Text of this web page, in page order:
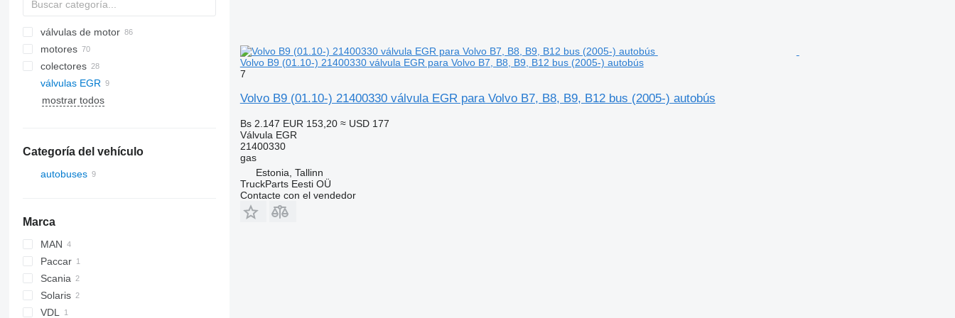
válvulas de motor
motores
colectores
válvulas EGR
mostrar todos
Categoría del vehículo
autobuses
Marca
MAN
Paccar
Scania
Solaris
Alpino
VDL
Volvo B9 (01.10-) 21400330 válvula EGR para Volvo B7, B8, B9, B12 bus (2005-) autobús
7
Volvo B9 (01.10-) 21400330 válvula EGR para Volvo B7, B8, B9, B12 bus (2005-) autobús
Bs 2.147 EUR 153,20 ≈ USD 177
Válvula EGR
21400330
gas
Estonia, Tallinn
TruckParts Eesti OÜ
Contacte con el vendedor